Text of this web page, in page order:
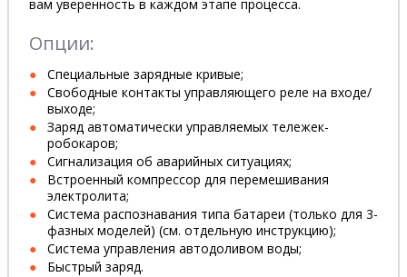
вам уверенность в каждом этапе процесса.
Опции:
Специальные зарядные кривые;
Cвободные контакты управляющего реле на входе/
выходе;
Заряд автоматически управляемых тележек-
робокаров;
Сигнализация об аварийных ситуациях;
Встроенный компрессор для перемешивания
электролита;
Система распознавания типа батареи (только для 3-
фазных моделей) (см. отдельную инструкцию);
Система управления автодоливом воды;
Быстрый заряд.